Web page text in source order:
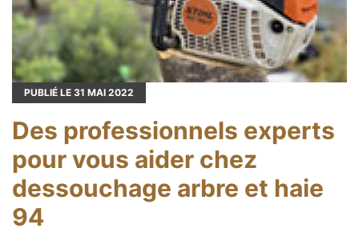
PUBLIÉ LE 31 MAI 2022
Des professionnels experts
pour vous aider chez
dessouchage arbre et haie
94